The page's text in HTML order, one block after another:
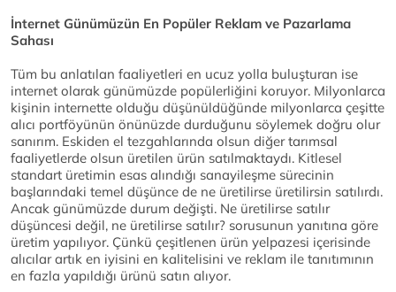
İnternet Günümüzün En Popüler Reklam ve Pazarlama
Sahası
Tüm bu anlatılan faaliyetleri en ucuz yolla buluşturan ise
internet olarak günümüzde popülerliğini koruyor. Milyonlarca
kişinin internette olduğu düşünüldüğünde milyonlarca çeşitte
alıcı portföyünün önünüzde durduğunu söylemek doğru olur
sanırım. Eskiden el tezgahlarında olsun diğer tarımsal
faaliyetlerde olsun üretilen ürün satılmaktaydı. Kitlesel
standart üretimin esas alındığı sanayileşme sürecinin
başlarındaki temel düşünce de ne üretilirse üretilirsin satılırdı.
Ancak günümüzde durum değişti. Ne üretilirse satılır
düşüncesi değil, ne üretilirse satılır? sorusunun yanıtına göre
üretim yapılıyor. Çünkü çeşitlenen ürün yelpazesi içerisinde
alıcılar artık en iyisini en kalitelisini ve reklam ile tanıtımının
en fazla yapıldığı ürünü satın alıyor.